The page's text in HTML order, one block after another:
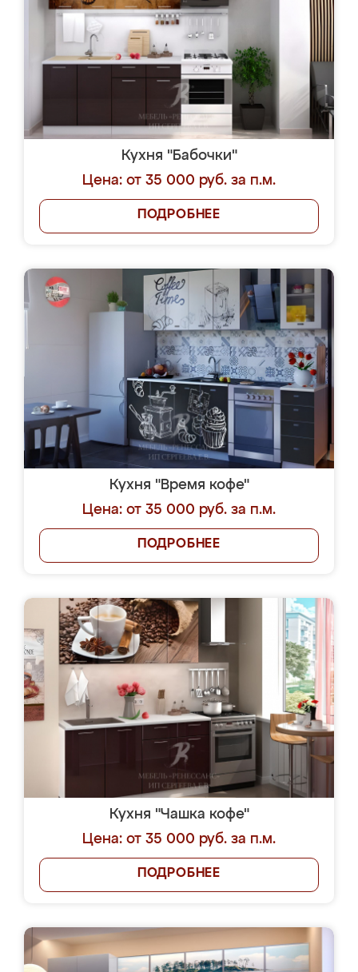
Кухня "Бабочки"
Цена: от 35 000 руб. за п.м.
ПОДРОБНЕЕ
Кухня "Время кофе"
Цена: от 35 000 руб. за п.м.
ПОДРОБНЕЕ
Кухня "Чашка кофе"
Цена: от 35 000 руб. за п.м.
ПОДРОБНЕЕ